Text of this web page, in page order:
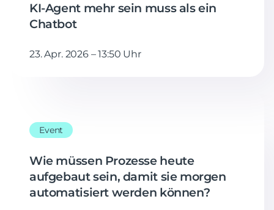
KI-Agent mehr sein muss als ein
Chatbot
23. Apr. 2026 – 13:50 Uhr
Event
Wie müssen Prozesse heute
aufgebaut sein, damit sie morgen
automatisiert werden können?